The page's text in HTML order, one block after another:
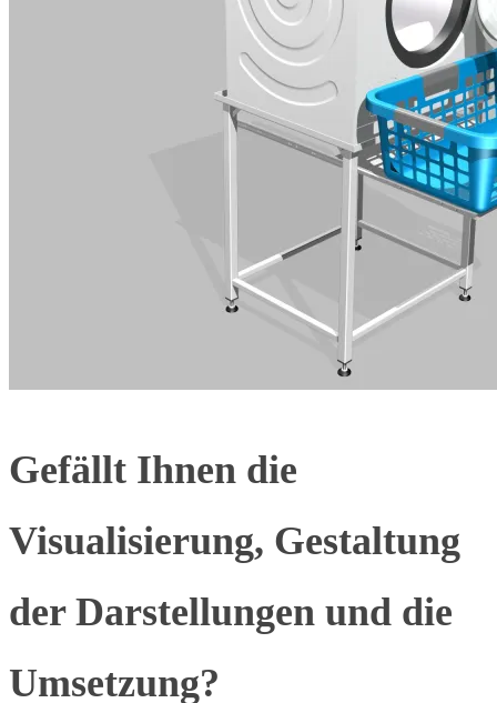
Gefällt Ihnen die
Visualisierung, Gestaltung
der Darstellungen und die
Umsetzung?